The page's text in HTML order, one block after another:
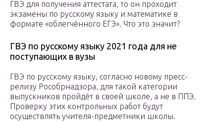
ГВЭ для получения аттестата, то он проходит
экзамены по русскому языку и математике в
формате «облегчённого ЕГЭ». Что это значит?
ГВЭ по русскому языку 2021 года для не
поступающих в вузы
ГВЭ по русскому языку, согласно новому пресс-
релизу Рособрнадзора, для такой категории
выпускников пройдёт в своей школе, а не в ППЭ.
Проверку этих контрольных работ будут
осуществлять учителя-предметники школы.